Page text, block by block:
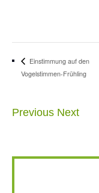
Einstimmung auf den
Vogelstimmen-Frühling
Previous Next